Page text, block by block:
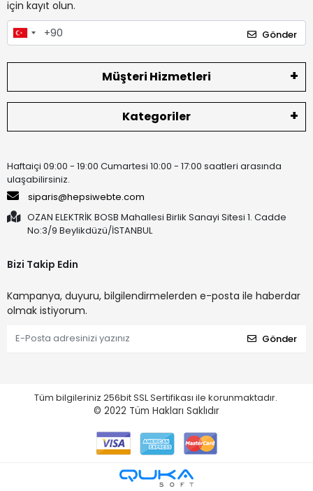
için kayıt olun.
Gönder
Müşteri Hizmetleri
Kategoriler
Haftaiçi 09:00 - 19:00 Cumartesi 10:00 - 17:00 saatleri arasında
ulaşabilirsiniz.
siparis@hepsiwebte.com
OZAN ELEKTRİK BOSB Mahallesi Birlik Sanayi Sitesi 1. Cadde
No:3/9 Beylikdüzü/İSTANBUL
Bizi Takip Edin
Kampanya, duyuru, bilgilendirmelerden e-posta ile haberdar
olmak istiyorum.
Gönder
Tüm bilgileriniz 256bit SSL Sertifikası ile korunmaktadır.
© 2022 Tüm Hakları Saklıdır